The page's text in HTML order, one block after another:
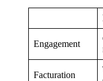
Engagement
Facturation